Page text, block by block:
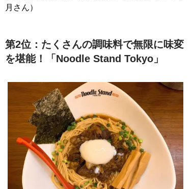
月さん）
第2位：たくさんの調味料で無限に味変
を堪能！「Noodle Stand Tokyo」